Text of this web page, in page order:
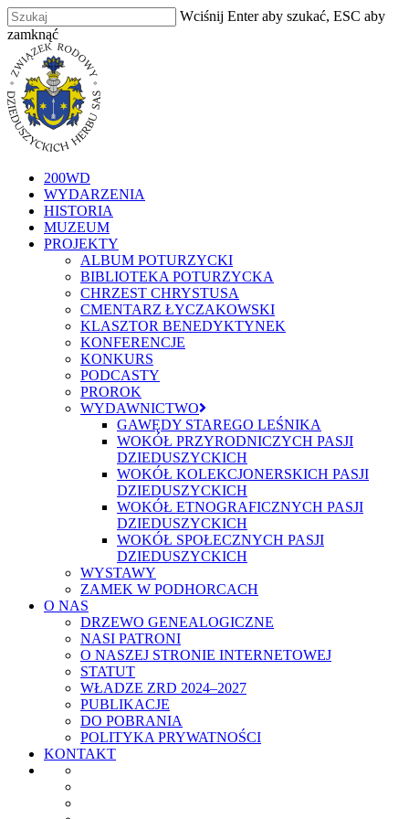
Skip
to
main
content
Wciśnij Enter aby szukać, ESC aby
zamknąć
Zamknij
szukaj
Menu
200WD
WYDARZENIA
HISTORIA
MUZEUM
PROJEKTY
ALBUM POTURZYCKI
BIBLIOTEKA POTURZYCKA
CHRZEST CHRYSTUSA
CMENTARZ ŁYCZAKOWSKI
KLASZTOR BENEDYKTYNEK
KONFERENCJE
KONKURS
PODCASTY
PROROK
WYDAWNICTWO
GAWĘDY STAREGO LEŚNIKA
WOKÓŁ PRZYRODNICZYCH PASJI
DZIEDUSZYCKICH
WOKÓŁ KOLEKCJONERSKICH PASJI
DZIEDUSZYCKICH
WOKÓŁ ETNOGRAFICZNYCH PASJI
DZIEDUSZYCKICH
WOKÓŁ SPOŁECZNYCH PASJI
DZIEDUSZYCKICH
WYSTAWY
ZAMEK W PODHORCACH
O NAS
DRZEWO GENEALOGICZNE
NASI PATRONI
O NASZEJ STRONIE INTERNETOWEJ
STATUT
WŁADZE ZRD 2024–2027
PUBLIKACJE
DO POBRANIA
POLITYKA PRYWATNOŚCI
KONTAKT